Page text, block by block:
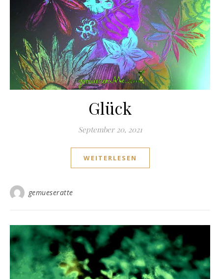
Glück
September 20, 2021
WEITERLESEN
gemueseratte